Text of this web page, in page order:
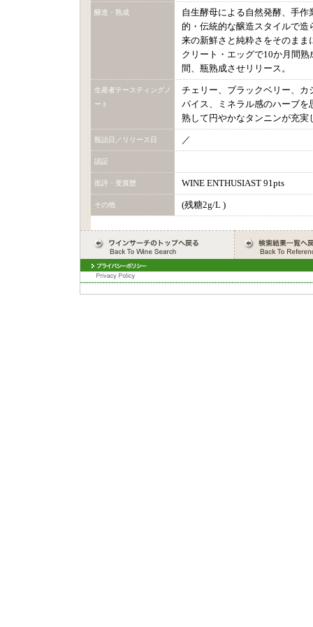
醸造・熟成
自生酵母による自然発酵、手
的・伝統的な醸造スタイルで
来の新鮮さと純粋さをそのま
クリート・エッグで10か月間
間、瓶熟成させリリース。
生産者テースティングノ
ート
チェリー、ブラックベリー、
パイス、ミネラル感のハーブ
熟して円やかなタンニンが充実
瓶詰日／リリース日 ／
認証
批評・受賞歴 WINE ENTHUSIAST 91pts
その他 (残糖2g/L )